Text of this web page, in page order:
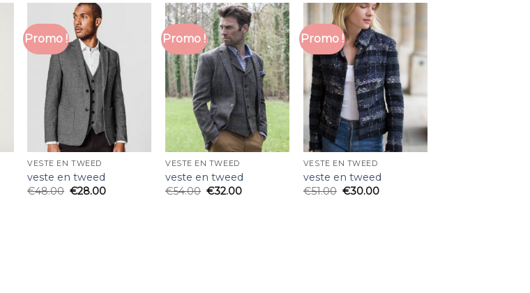
Promo !
VESTE EN TWEED
veste en tweed
€48.00 €28.00
Promo !
VESTE EN TWEED
veste en tweed
€54.00 €32.00
Promo !
VESTE EN TWEED
veste en tweed
€51.00 €30.00